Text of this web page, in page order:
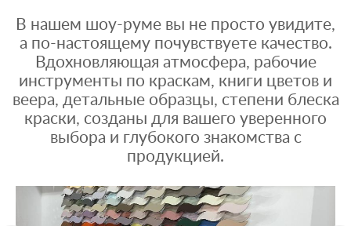
В нашем шоу-руме вы не просто увидите,
а по-настоящему почувствуете качество.
Вдохновляющая атмосфера, рабочие
инструменты по краскам, книги цветов и
веера, детальные образцы, степени блеска
краски, созданы для вашего уверенного
выбора и глубокого знакомства с
продукцией.